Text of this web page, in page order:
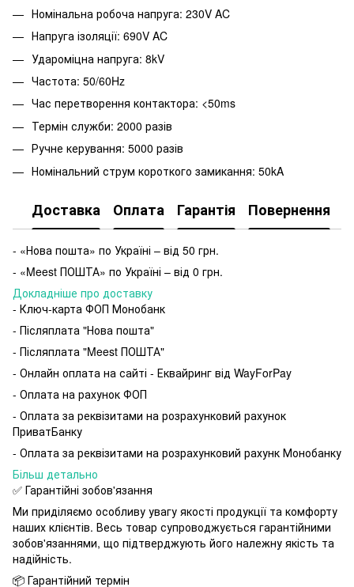
Номінальна робоча напруга: 230V AC
Напруга ізоляції: 690V AC
Удароміцна напруга: 8kV
Частота: 50/60Hz
Час перетворення контактора: <50ms
Термін служби: 2000 разів
Ручне керування: 5000 разів
Номінальний струм короткого замикання: 50kA
Доставка Оплата Гарантія Повернення
- «Нова пошта» по Україні – від 50 грн.
- «Meest ПОШТА» по Україні – від 0 грн.
Докладніше про доставку
- Ключ-карта ФОП Монобанк
- Післяплата "Нова пошта"
- Післяплата "Meest ПОШТА"
- Онлайн оплата на сайті - Еквайринг від WayForPay
- Оплата на рахунок ФОП
- Оплата за реквізитами на розрахунковий рахунок
ПриватБанку
- Оплата за реквізитами на розрахунковий рахунк Монобанку
Більш детально
✅ Гарантійні зобов'язання
Ми приділяємо особливу увагу якості продукції та комфорту
наших клієнтів. Весь товар супроводжується гарантійними
зобов'язаннями, що підтверджують його належну якість та
надійність.
📦 Гарантійний термін